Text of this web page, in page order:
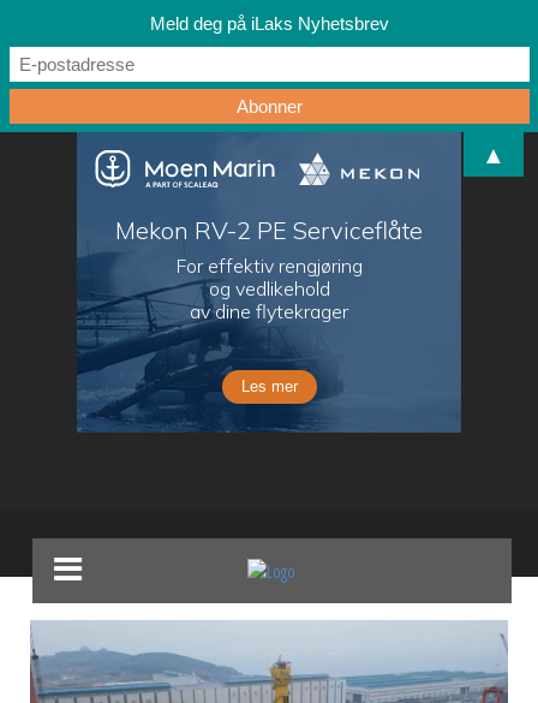
Home Tags Kunstig intelligens
Tag: kunstig intelligens
Meld deg på iLaks Nyhetsbrev
▲